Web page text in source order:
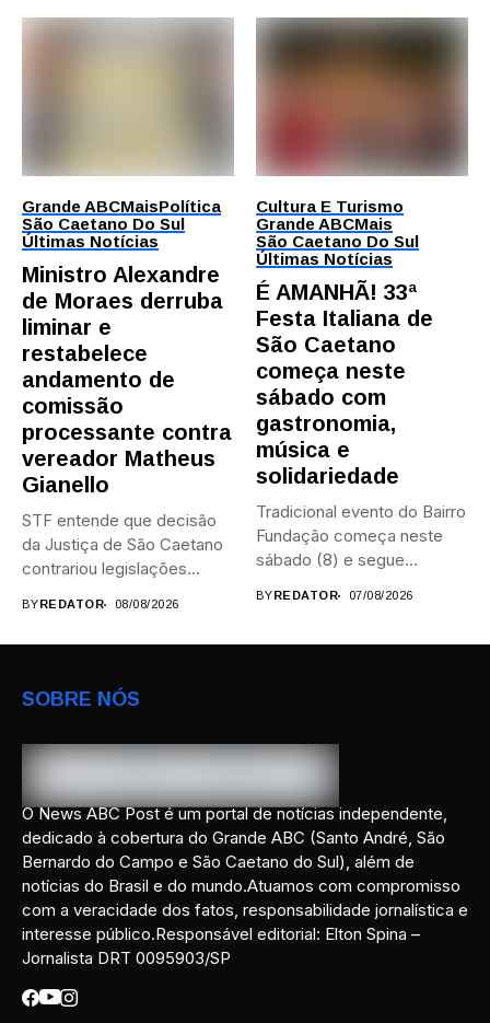
Grande ABCMaisPolítica
São Caetano Do Sul
Últimas Notícias
Ministro Alexandre
de Moraes derruba
liminar e
restabelece
andamento de
comissão
processante contra
vereador Matheus
Gianello
STF entende que decisão
da Justiça de São Caetano
contrariou legislações
BYREDATOR 08/08/2026
Cultura E Turismo
Grande ABCMais
São Caetano Do Sul
Últimas Notícias
É AMANHÃ! 33ª
Festa Italiana de
São Caetano
começa neste
sábado com
gastronomia,
música e
solidariedade
Tradicional evento do Bairro
Fundação começa neste
sábado (8) e segue
BYREDATOR 07/08/2026
SOBRE NÓS
O News ABC Post é um portal de notícias independente,
dedicado à cobertura do Grande ABC (Santo André, São
Bernardo do Campo e São Caetano do Sul), além de
notícias do Brasil e do mundo.Atuamos com compromisso
com a veracidade dos fatos, responsabilidade jornalística e
interesse público.Responsável editorial: Elton Spina –
Jornalista DRT 0095903/SP